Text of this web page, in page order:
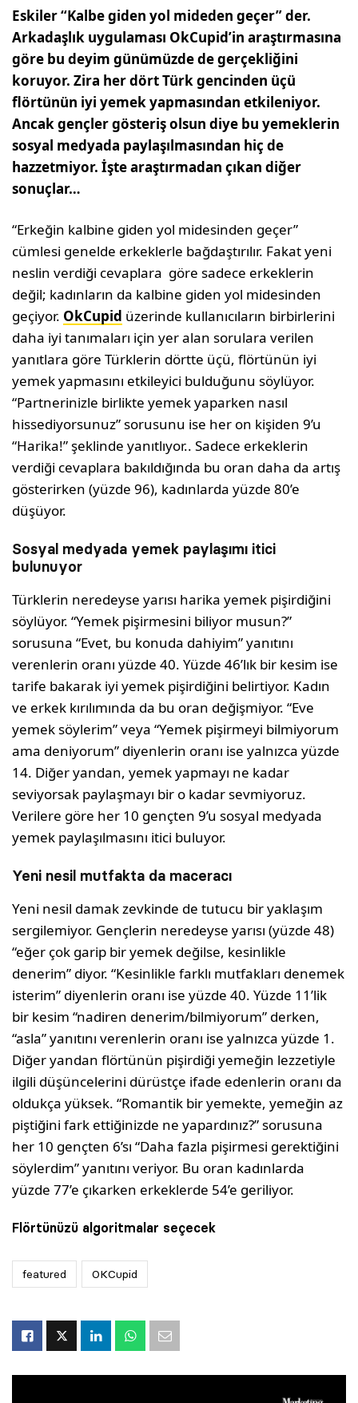
Eskiler “Kalbe giden yol mideden geçer” der.
Arkadaşlık uygulaması OkCupid’in araştırmasına
göre bu deyim günümüzde de gerçekliğini
koruyor. Zira her dört Türk gencinden üçü
flörtünün iyi yemek yapmasından etkileniyor.
Ancak gençler gösteriş olsun diye bu yemeklerin
sosyal medyada paylaşılmasından hiç de
hazzetmiyor. İşte araştırmadan çıkan diğer
sonuçlar…
“Erkeğin kalbine giden yol midesinden geçer”
cümlesi genelde erkeklerle bağdaştırılır. Fakat yeni
neslin verdiği cevaplara göre sadece erkeklerin
değil; kadınların da kalbine giden yol midesinden
geçiyor. OkCupid üzerinde kullanıcıların birbirlerini
daha iyi tanımaları için yer alan sorulara verilen
yanıtlara göre Türklerin dörtte üçü, flörtünün iyi
yemek yapmasını etkileyici bulduğunu söylüyor.
“Partnerinizle birlikte yemek yaparken nasıl
hissediyorsunuz” sorusunu ise her on kişiden 9’u
“Harika!” şeklinde yanıtlıyor.. Sadece erkeklerin
verdiği cevaplara bakıldığında bu oran daha da artış
gösterirken (yüzde 96), kadınlarda yüzde 80’e
düşüyor.
Sosyal medyada yemek paylaşımı itici
bulunuyor
Türklerin neredeyse yarısı harika yemek pişirdiğini
söylüyor. “Yemek pişirmesini biliyor musun?”
sorusuna “Evet, bu konuda dahiyim” yanıtını
verenlerin oranı yüzde 40. Yüzde 46’lık bir kesim ise
tarife bakarak iyi yemek pişirdiğini belirtiyor. Kadın
ve erkek kırılımında da bu oran değişmiyor. “Eve
yemek söylerim” veya “Yemek pişirmeyi bilmiyorum
ama deniyorum” diyenlerin oranı ise yalnızca yüzde
14. Diğer yandan, yemek yapmayı ne kadar
seviyorsak paylaşmayı bir o kadar sevmiyoruz.
Verilere göre her 10 gençten 9’u sosyal medyada
yemek paylaşılmasını itici buluyor.
Yeni nesil mutfakta da maceracı
Yeni nesil damak zevkinde de tutucu bir yaklaşım
sergilemiyor. Gençlerin neredeyse yarısı (yüzde 48)
“eğer çok garip bir yemek değilse, kesinlikle
denerim” diyor. “Kesinlikle farklı mutfakları denemek
isterim” diyenlerin oranı ise yüzde 40. Yüzde 11’lik
bir kesim “nadiren denerim/bilmiyorum” derken,
“asla” yanıtını verenlerin oranı ise yalnızca yüzde 1.
Diğer yandan flörtünün pişirdiği yemeğin lezzetiyle
ilgili düşüncelerini dürüstçe ifade edenlerin oranı da
oldukça yüksek. “Romantik bir yemekte, yemeğin az
piştiğini fark ettiğinizde ne yapardınız?” sorusuna
her 10 gençten 6’sı “Daha fazla pişirmesi gerektiğini
söylerdim” yanıtını veriyor. Bu oran kadınlarda
yüzde 77’e çıkarken erkeklerde 54’e geriliyor.
Flörtünüzü algoritmalar seçecek
featured OKCupid